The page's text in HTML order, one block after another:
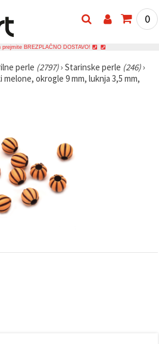
0
BREZPLAČNO DOSTAVO!
perle (2797)› Starinske perle (246)›
okrogle 9 mm, luknja 3,5 mm,